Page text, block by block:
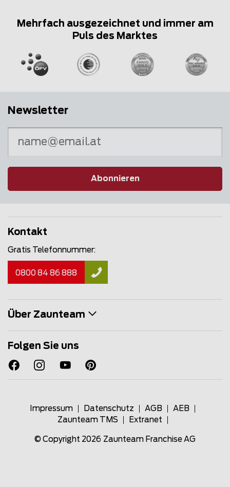
Mehrfach ausgezeichnet und immer am
Puls des Marktes
Newsletter
Abonnieren
Kontakt
Gratis Telefonnummer:
0800 84 86 888
Über Zaunteam
Folgen Sie uns
Impressum Datenschutz AGB
AEB
Zaunteam TMS
Extranet
© Copyright 2026 Zaunteam Franchise AG